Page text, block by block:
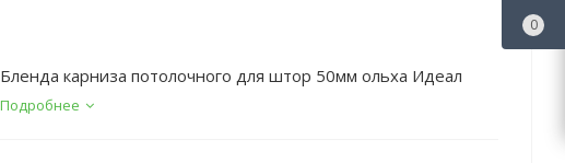
Бленда карниза потолочного для штор 50мм ольха Идеал
Подробнее
0